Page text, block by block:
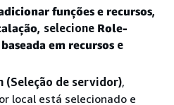
funções e recursos,
, selecione Role-
em recursos e
(Seleção de servidor),
local está selecionado e